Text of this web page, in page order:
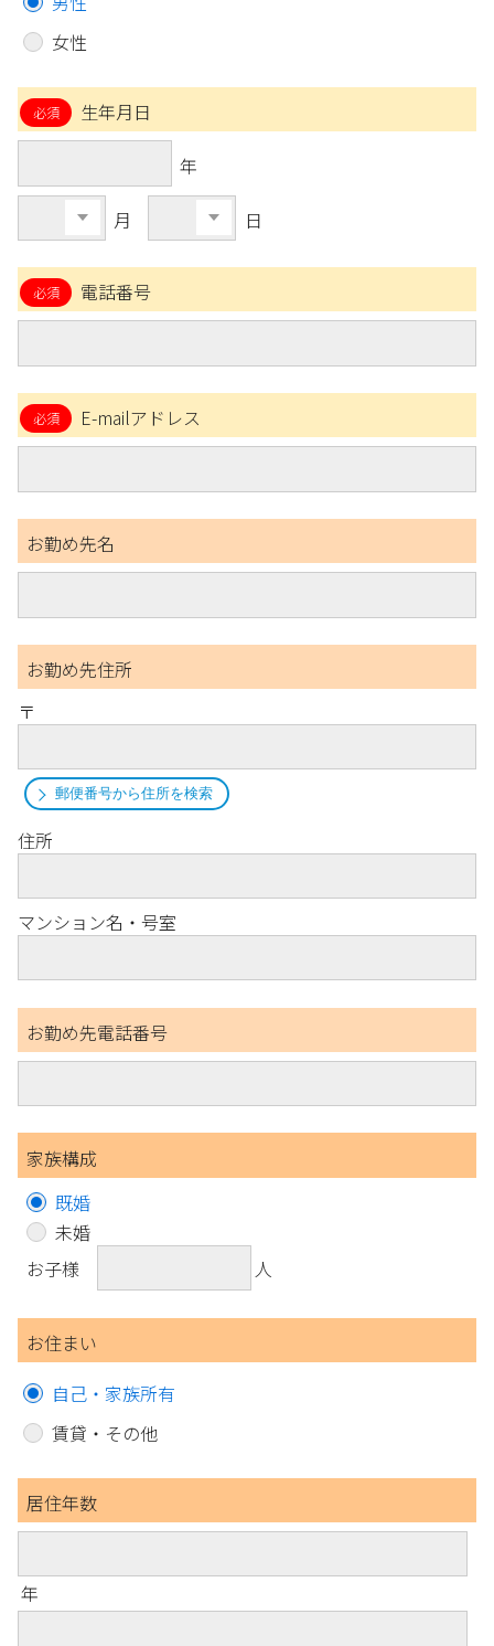
女性
生年月日
年
月 日
電話番号
E-mailアドレス
お勤め先名
お勤め先住所
〒
郵便番号から住所を検索
住所
マンション名・号室
お勤め先電話番号
家族構成
既婚
未婚
お子様
人
お住まい
自己・家族所有
賃貸・その他
居住年数
年